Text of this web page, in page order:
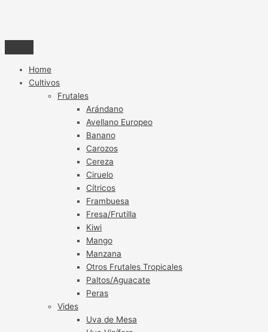
Home
Cultivos
Frutales
Arándano
Avellano Europeo
Banano
Carozos
Cereza
Ciruelo
Cítricos
Frambuesa
Fresa/Frutilla
Kiwi
Mango
Manzana
Otros Frutales Tropicales
Paltos/Aguacate
Peras
Vides
Uva de Mesa